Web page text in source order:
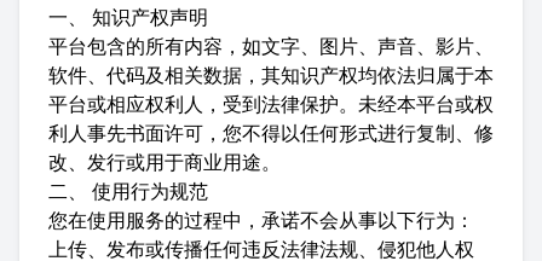
一、 知识产权声明
平台包含的所有内容，如文字、图片、声音、影片、
软件、代码及相关数据，其知识产权均依法归属于本
平台或相应权利人，受到法律保护。未经本平台或权
利人事先书面许可，您不得以任何形式进行复制、修
改、发行或用于商业用途。
二、 使用行为规范
您在使用服务的过程中，承诺不会从事以下行为：
上传、发布或传播任何违反法律法规、侵犯他人权